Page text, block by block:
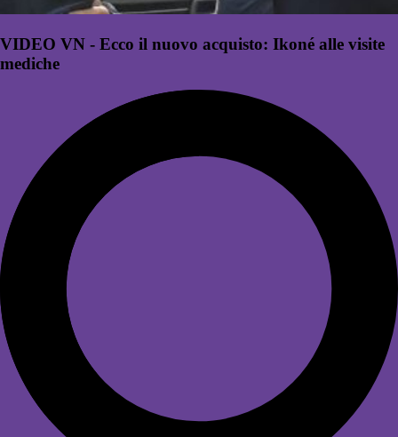
VIDEO VN - Ecco il nuovo acquisto: Ikoné alle visite
mediche